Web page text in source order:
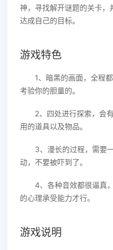
神，寻找解开谜题的关卡
达成自己的目标。
游戏特色
1、暗黑的画面，全程
考验你的胆量的。
2、四处进行探索，会
用的道具以及物品。
3、漫长的过程，需要
动，不要被吓到了。
4、各种音效都很逼真
的心理承受能力才行。
游戏说明